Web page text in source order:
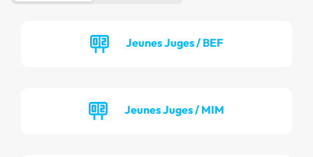
Jeunes Juges / BEF
Jeunes Juges / MIM